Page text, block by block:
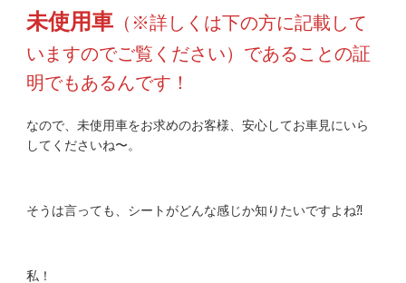
未使用車 （※詳しくは下の方に記載して
いますのでご覧ください）であることの証
明でもあるんです！
なので、未使用車をお求めのお客様、安心してお車見にいら
してくださいね〜。
そうは言っても、シートがどんな感じか知りたいですよね⁈
私！